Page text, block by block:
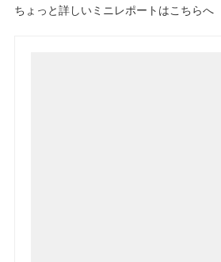
ちょっと詳しいミニレポートはこちら